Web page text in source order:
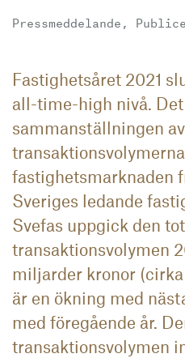
Pressmeddelande,
Fastighetsåret 2021
all-time-high nivå.
sammanställningen
fastighetsmarknaden
Sveriges ledande
Svefas uppgick den
transaktionsvolymen
miljarder kronor
är en ökning med
med föregående år.
transaktionsvolymen